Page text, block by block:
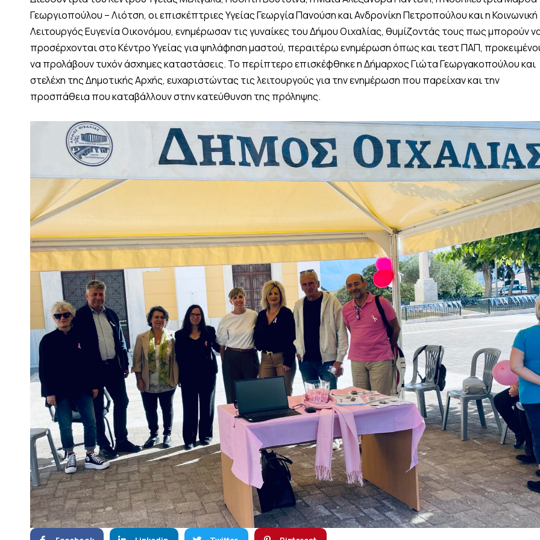
Γεωργιοπούλου – Λιότση, οι επισκέπτριες Υγείας Γεωργία Πανούση και Ανδρονίκη Πετροπούλου και η Κοινωνική
Λειτουργός Ευγενία Οικονόμου, ενημέρωσαν τις γυναίκες του Δήμου Οιχαλίας, θυμίζοντάς τους πως μπορούν
προσέρχονται στο Κέντρο Υγείας για ψηλάφηση μαστού, περαιτέρω ενημέρωση όπως και τεστ ΠΑΠ,
να προλάβουν τυχόν άσχημες καταστάσεις. Το περίπτερο επισκέφθηκε η Δήμαρχος Γιώτα Γεωργακοπούλου και
στελέχη της Δημοτικής Αρχής, ευχαριστώντας τις λειτουργούς για την ενημέρωση που παρείχαν και την
προσπάθεια που καταβάλλουν στην κατεύθυνση της πρόληψης.